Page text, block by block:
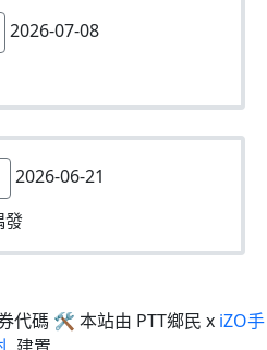
2026-07-08
2026-06-21
發
代碼 🛠 本站由 PTT鄉民 x iZO手